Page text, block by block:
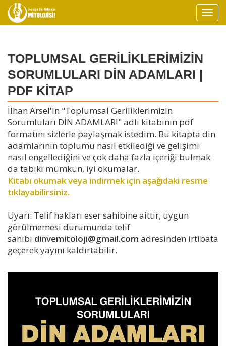
TOPLUMSAL GERİLİKLERİMİZİN
SORUMLULARI DİN ADAMLARI |
PDF KİTAP
İlhan Arsel'in "Toplumsal Geriliklerimizin
Sorumluları DİN ADAMLARI" adlı kitabının pdf
formatını sizlerle paylaşmak istedim. Bu kitapta din
adamlarının toplumu nasıl etkilediği ve gelişimi
nasıl engellediğini ve çok daha fazla içeriği bulmak
da tabiki mümkün, iyi okumalar.
Kitabı okumak veya indirmek için aşağıdaki resme
tıklayabilirsiniz.
Uyarı: Telif hakları eser sahibine aittir, uygun
görülmemesi durumunda telif
sahibi dinvemitoloji@gmail.com adresinden irtibata
geçerek yayını kaldırtabilir.